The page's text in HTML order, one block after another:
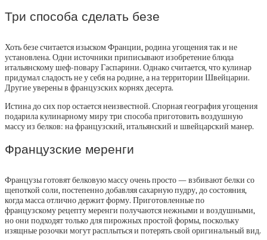
Три способа сделать безе
Хоть безе считается изыском Франции, родина угощения так и не
установлена. Одни источники приписывают изобретение блюда
итальянскому шеф-повару Гаспарини. Однако считается, что кулинар
придумал сладость не у себя на родине, а на территории Швейцарии.
Другие уверены в французских корнях десерта.
Истина до сих пор остается неизвестной. Спорная география угощения
подарила кулинарному миру три способа приготовить воздушную
массу из белков: на французский, итальянский и швейцарский манер.
Французские меренги
Французы готовят белковую массу очень просто — взбивают белки со
щепоткой соли, постепенно добавляя сахарную пудру, до состояния,
когда масса отлично держит форму. Приготовленные по
французскому рецепту меренги получаются нежными и воздушными,
но они подходят только для пирожных простой формы, поскольку
изящные розочки могут расплыться и потерять свой оригинальный вид.